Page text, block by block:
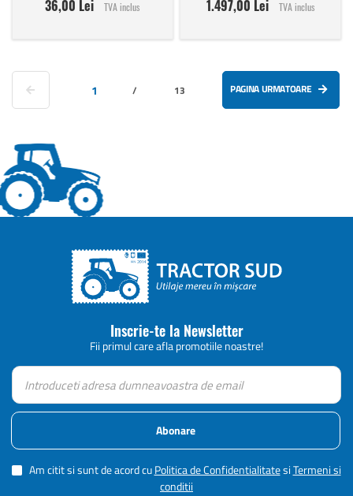
36,00 Lei TVA inclus 1.497,00 Lei TVA inclus
Pagina anterioarain acest moment cititi pagina
1 / Pagina
13 PAGINA URMATOARE
Inscrie-te la Newsletter
Fii primul care afla promotiile noastre!
Abonare
Am citit si sunt de acord cuPolitica de ConfidentialitatesiTermeni si
conditii